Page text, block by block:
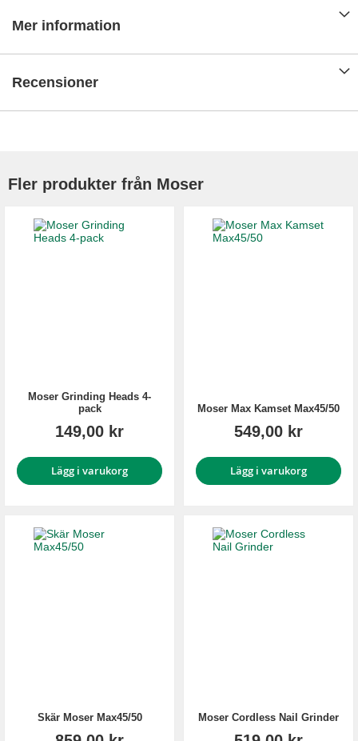
Mer information
Recensioner
Fler produkter från Moser
Moser Grinding Heads 4-
pack
149,00 kr
Lägg i varukorg
Moser Max Kamset Max45/50
549,00 kr
Lägg i varukorg
Skär Moser Max45/50 Moser Cordless Nail Grinder